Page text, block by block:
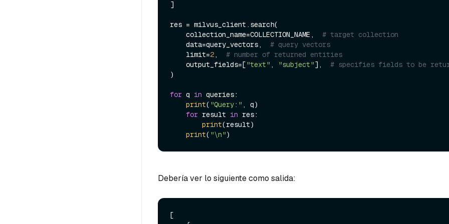
]
res = milvus_client.search(
    collection_name=COLLECTION_NAME,
# target collection
    data=query_vectors,
# query vectors
    limit=
2, # number of returned entities
    output_fields=[
"text" , "subject"], # specifies fields to be
)
for q in queries:
print( "Query:" , q)
for result in res:
print(result)
print( "\n"
Debería ver lo siguiente como salida:
[